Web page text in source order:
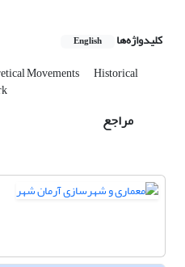
کلیدواژه‌ها English
Movements Historical
مراجع